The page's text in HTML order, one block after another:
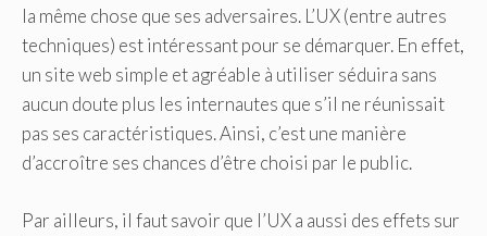
la même chose que ses adversaires. L’UX (entre autres
techniques) est intéressant pour se démarquer. En effet,
un site web simple et agréable à utiliser séduira sans
aucun doute plus les internautes que s’il ne réunissait
pas ses caractéristiques. Ainsi, c’est une manière
d’accroître ses chances d’être choisi par le public.
Par ailleurs, il faut savoir que l’UX a aussi des effets sur